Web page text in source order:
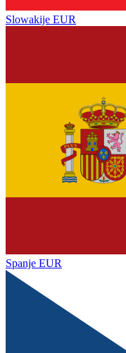
Slowakije EUR
Spanje EUR